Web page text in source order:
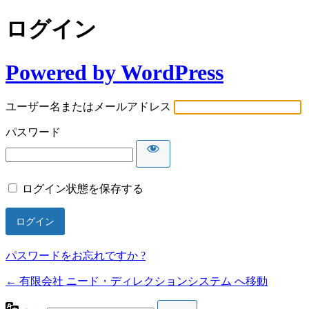
ログイン
Powered by WordPress
ユーザー名またはメールアドレス
パスワード
ログイン状態を保存する
パスワードをお忘れですか ?
← 有限会社 ニード・ディレクションシステム へ移動